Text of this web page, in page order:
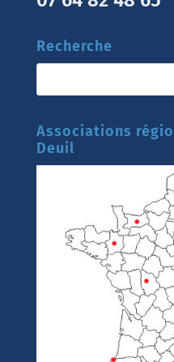
Recherche
Associations
Deuil